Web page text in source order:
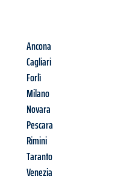
Ancona
Cagliari
Forlì
Milano
Novara
Pescara
Rimini
Taranto
Venezia